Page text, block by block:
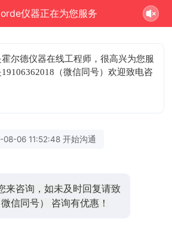
仪器正在为您服务
霍尔德仪器在线工程师，很高兴为您服
（微信同号）欢迎致电咨
08-06 11:52:48 开始沟通
来咨询，如未及时回复请致
信同号） 咨询有优惠！